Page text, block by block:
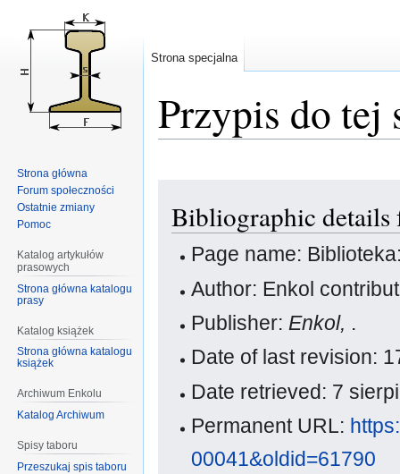
Przypis do tej
nawigacji
wyszukiwania
Bibliographic
Page name:
Author: Enkol
Publisher: Enkol, .
Date of last revision:
Date retrieved: 7
Permanent URL:
00041&oldid=61790
Strona specjalna
Strona główna
Forum społeczności
Ostatnie zmiany
Pomoc
Katalog artykułów
prasowych
Strona główna katalogu
prasy
Katalog książek
Strona główna katalogu
książek
Archiwum Enkolu
Katalog Archiwum
Spisy taboru
Przeszukaj spis taboru